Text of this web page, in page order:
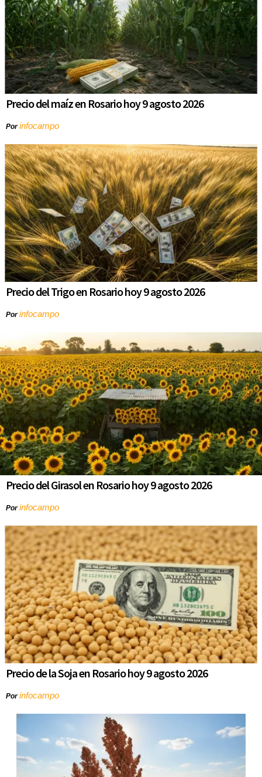
Precio del maíz en Rosario hoy 9 agosto 2026
Porinfocampo
Precio del Trigo en Rosario hoy 9 agosto 2026
Porinfocampo
Precio del Girasol en Rosario hoy 9 agosto 2026
Porinfocampo
Precio de la Soja en Rosario hoy 9 agosto 2026
Porinfocampo